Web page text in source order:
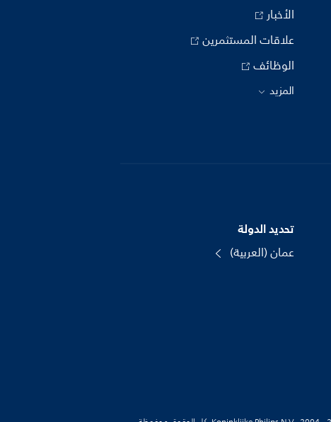
الأخبار
علاقات المستثمرين
الوظائف
المزيد
تحديد الدولة
عمان (العربية)